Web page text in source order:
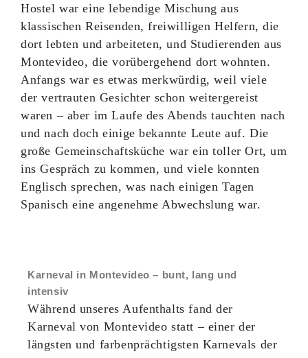
Hostel war eine lebendige Mischung aus
klassischen Reisenden, freiwilligen Helfern, die
dort lebten und arbeiteten, und Studierenden aus
Montevideo, die vorübergehend dort wohnten.
Anfangs war es etwas merkwürdig, weil viele
der vertrauten Gesichter schon weitergereist
waren – aber im Laufe des Abends tauchten nach
und nach doch einige bekannte Leute auf. Die
große Gemeinschaftsküche war ein toller Ort, um
ins Gespräch zu kommen, und viele konnten
Englisch sprechen, was nach einigen Tagen
Spanisch eine angenehme Abwechslung war.
Karneval in Montevideo – bunt, lang und
intensiv
Während unseres Aufenthalts fand der
Karneval von Montevideo statt – einer der
längsten und farbenprächtigsten Karnevals der